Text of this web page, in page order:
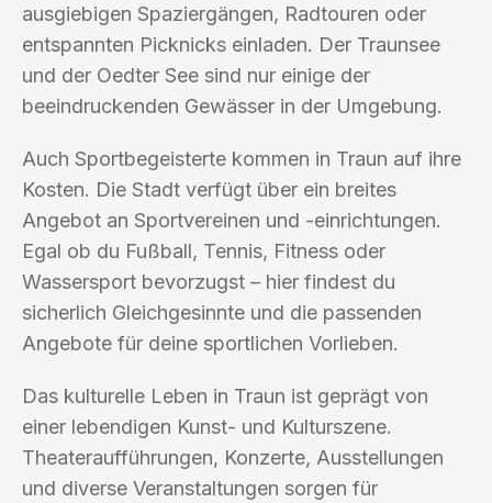
ausgiebigen Spaziergängen, Radtouren oder
entspannten Picknicks einladen. Der Traunsee
und der Oedter See sind nur einige der
beeindruckenden Gewässer in der Umgebung.
Auch Sportbegeisterte kommen in Traun auf ihre
Kosten. Die Stadt verfügt über ein breites
Angebot an Sportvereinen und -einrichtungen.
Egal ob du Fußball, Tennis, Fitness oder
Wassersport bevorzugst – hier findest du
sicherlich Gleichgesinnte und die passenden
Angebote für deine sportlichen Vorlieben.
Das kulturelle Leben in Traun ist geprägt von
einer lebendigen Kunst- und Kulturszene.
Theateraufführungen, Konzerte, Ausstellungen
und diverse Veranstaltungen sorgen für